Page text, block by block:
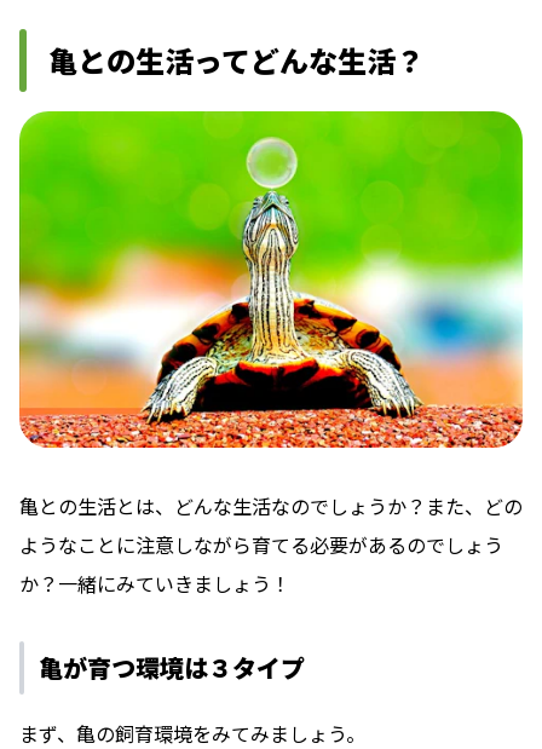
亀との生活ってどんな生活？
亀との生活とは、どんな生活なのでしょうか？また、どの
ようなことに注意しながら育てる必要があるのでしょう
か？一緒にみていきましょう！
亀が育つ環境は３タイプ
まず、亀の飼育環境をみてみましょう。